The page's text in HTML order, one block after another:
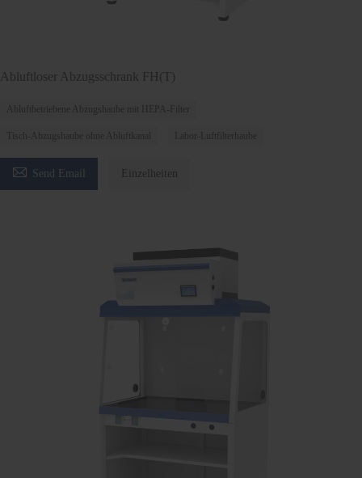
Abluftloser Abzugsschrank FH(T)
Abluftbetriebene Abzugshaube mit HEPA-Filter
Tisch-Abzugshaube ohne Abluftkanal Labor-Luftfilterhaube
 Send Email Einzelheiten